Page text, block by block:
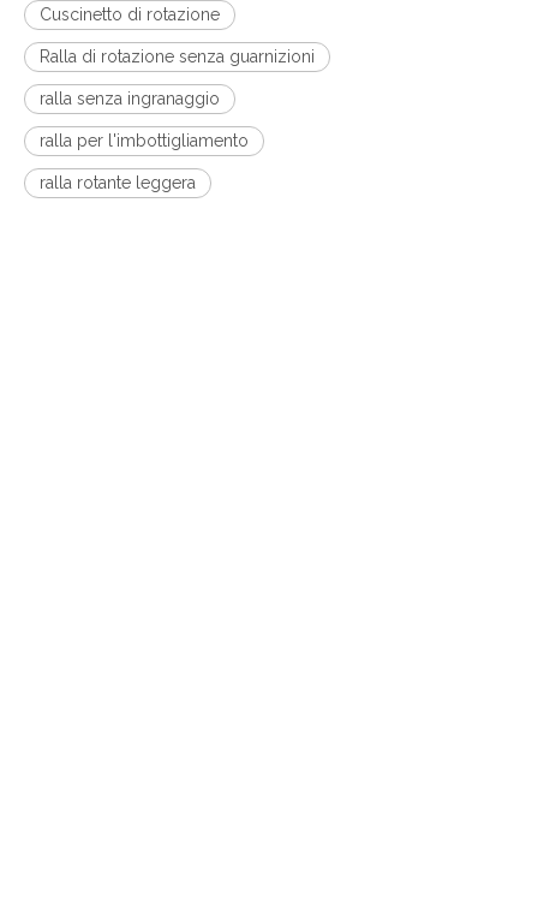
Cuscinetto di rotazione
Ralla di rotazione senza guarnizioni
ralla senza ingranaggio
ralla per l'imbottigliamento
ralla rotante leggera